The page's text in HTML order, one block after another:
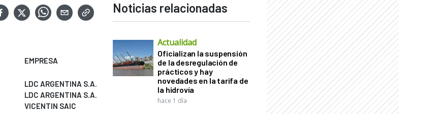
EMPRESA
LDC ARGENTINA S.A.
LDC ARGENTINA S.A.
VICENTIN SAIC
Noticias relacionadas
Actualidad
Oficializan la suspensión
de la desregulación de
prácticos y hay
novedades en la tarifa de
la hidrovía
hace 1 día